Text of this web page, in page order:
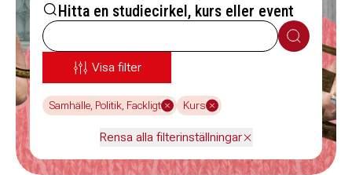
Hitta en studiecirkel, kurs eller event
Sök
Visa filter
Samhälle, Politik, Fackligt Kurs
Rensa alla filterinställningar